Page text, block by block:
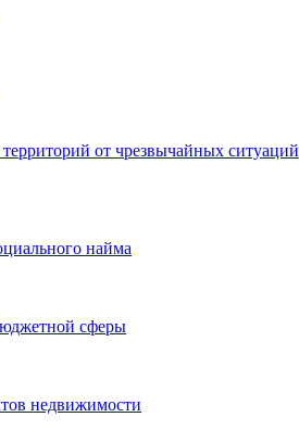
от чрезвычайных ситуаций
найма
сферы
недвижимости